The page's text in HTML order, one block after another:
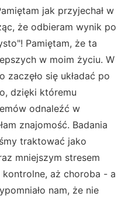
jak przyjechał w
że odbieram wynik po
Pamiętam, że ta
w moim życiu. W
się układać po
dzięki któremu
odnaleźć w
znajomość. Badania
traktować jako
mniejszym stresem
aż choroba - a
nam, że nie